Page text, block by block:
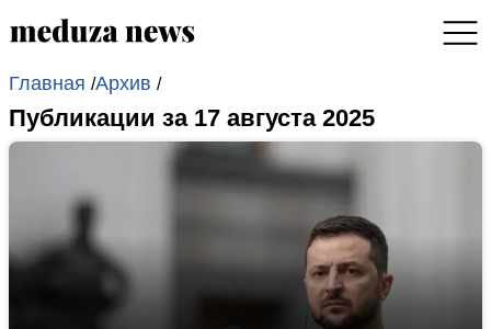
Главная /Архив /
Публикации за 17 августа 2025